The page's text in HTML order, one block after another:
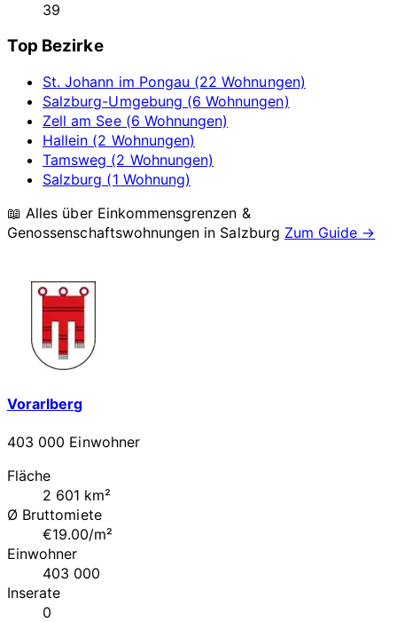
39
Top Bezirke
St. Johann im Pongau (22 Wohnungen)
Salzburg-Umgebung (6 Wohnungen)
Zell am See (6 Wohnungen)
Hallein (2 Wohnungen)
Tamsweg (2 Wohnungen)
Salzburg (1 Wohnung)
📖 Alles über Einkommensgrenzen &
Genossenschaftswohnungen in Salzburg Zum Guide →
Vorarlberg
403 000 Einwohner
Fläche
2 601 km²
Ø Bruttomiete
€19.00/m²
Einwohner
403 000
Inserate
0